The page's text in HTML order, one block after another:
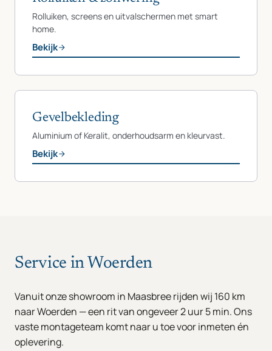
Rolluiken, screens en uitvalschermen met smart
home.
Bekijk
Gevelbekleding
Aluminium of Keralit, onderhoudsarm en kleurvast.
Bekijk
Service in Woerden
Vanuit onze showroom in Maasbree rijden wij 160 km
naar Woerden — een rit van ongeveer 2 uur 5 min. Ons
vaste montageteam komt naar u toe voor inmeten én
oplevering.